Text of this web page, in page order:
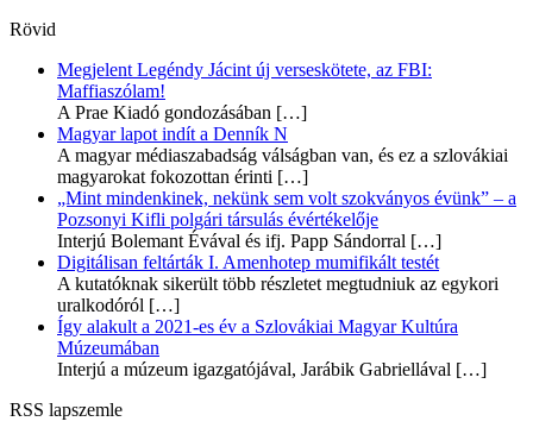
Rövid
Megjelent Legéndy Jácint új verseskötete, az FBI:
Maffiaszólam!
A Prae Kiadó gondozásában […]
Magyar lapot indít a Denník N
A magyar médiaszabadság válságban van, és ez a szlovákiai
magyarokat fokozottan érinti […]
„Mint mindenkinek, nekünk sem volt szokványos évünk” – a
Pozsonyi Kifli polgári társulás évértékelője
Interjú Bolemant Évával és ifj. Papp Sándorral […]
Digitálisan feltárták I. Amenhotep mumifikált testét
A kutatóknak sikerült több részletet megtudniuk az egykori
uralkodóról […]
Így alakult a 2021-es év a Szlovákiai Magyar Kultúra
Múzeumában
Interjú a múzeum igazgatójával, Jarábik Gabriellával […]
RSS lapszemle